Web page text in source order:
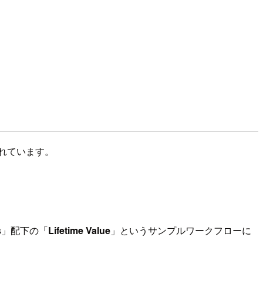
います。
配下の「Lifetime Value 」というサンプルワークフローに